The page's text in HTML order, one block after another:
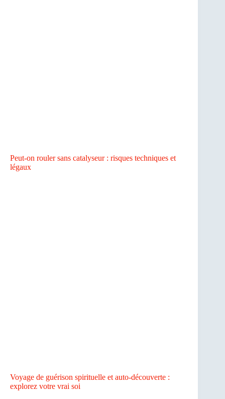
Peut-on rouler sans catalyseur : risques techniques et
légaux
Voyage de guérison spirituelle et auto-découverte :
explorez votre vrai soi